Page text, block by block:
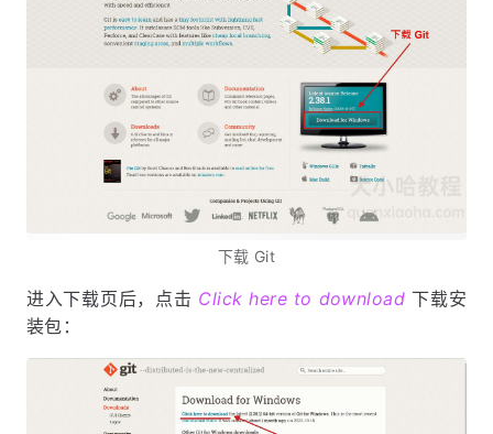
下载 Git
进入下载页后，点击 Click here to download 下载安
装包：